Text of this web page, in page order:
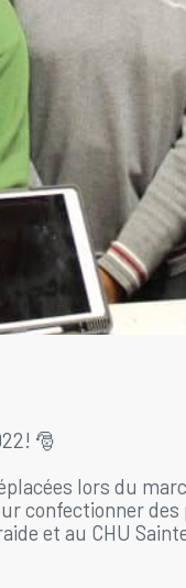
🎅
lors du
confectionner
et au CHU